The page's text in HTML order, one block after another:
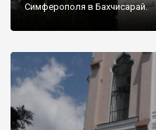
Симферополя в Бахчисарай.